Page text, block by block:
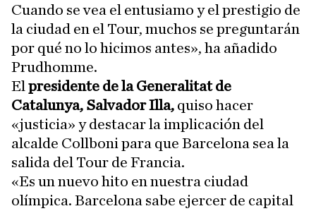
Cuando se vea el entusiamo y el prestigio de
la ciudad en el Tour, muchos se preguntarán
por qué no lo hicimos antes», ha añadido
Prudhomme.
El presidente de la Generalitat de
Catalunya, Salvador Illa, quiso hacer
«justicia» y destacar la implicación del
alcalde Collboni para que Barcelona sea la
salida del Tour de Francia.
«Es un nuevo hito en nuestra ciudad
olímpica. Barcelona sabe ejercer de capital